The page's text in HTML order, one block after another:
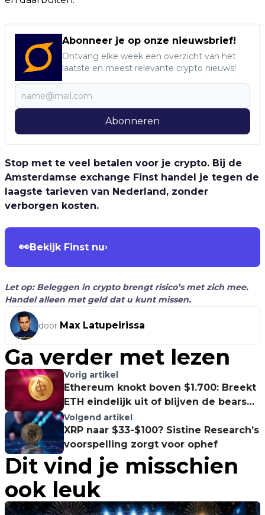
Abonneer je op onze nieuwsbrief!
Ontvang elke week een overzicht van het
laatste en meest relevante crypto nieuws!
Abonneren
Stop met te veel betalen voor je crypto. Bij de
Amsterdamse exchange Finst handel je tegen de
laagste tarieven van Nederland, zonder
verborgen kosten.
👀Bekijk Finst nu›
Let op: Beleggen in crypto brengt risico’s met zich mee.
Handel alleen met geld dat u kunt missen.
door Max Latupeirissa
Ga verder met lezen
Vorig artikel
Ethereum knokt boven $1.700: Breekt
ETH eindelijk uit of blijven de bears
brullen?
Volgend artikel
XRP naar $33-$100? Sistine Research’s
voorspelling zorgt voor ophef
Dit vind je misschien
ook leuk